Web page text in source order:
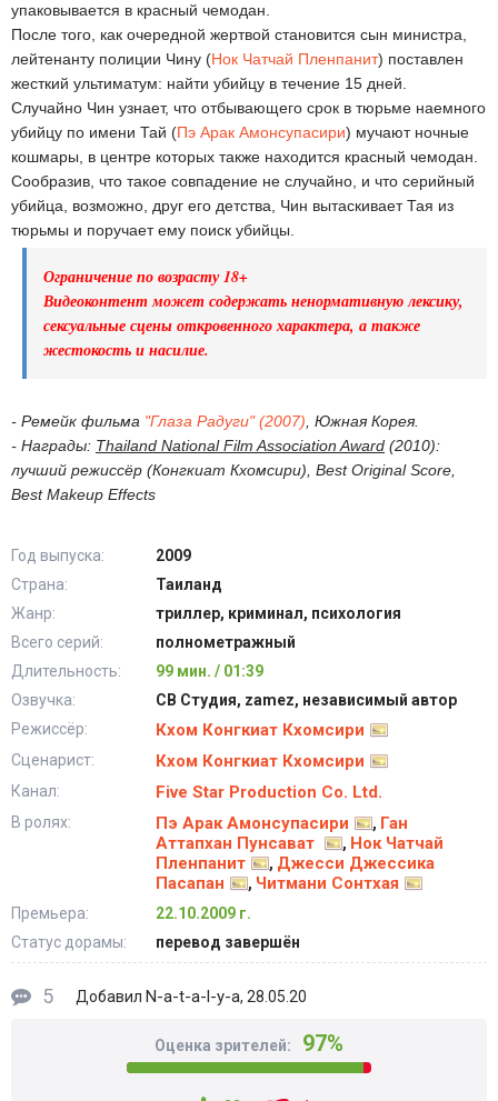
упаковывается в красный чемодан.
После того, как очередной жертвой становится сын министра,
лейтенанту полиции Чину (Нок Чатчай Пленпанит) поставлен
жесткий ультиматум: найти убийцу в течение 15 дней.
Случайно Чин узнает, что отбывающего срок в тюрьме наемного
убийцу по имени Тай (Пэ Арак Амонсупасири) мучают ночные
кошмары, в центре которых также находится красный чемодан.
Сообразив, что такое совпадение не случайно, и что серийный
убийца, возможно, друг его детства, Чин вытаскивает Тая из
тюрьмы и поручает ему поиск убийцы.
Ограничение по возрасту 18+
Видеоконтент может содержать ненормативную лексику,
сексуальные сцены откровенного характера, а также
жестокость и насилие.
- Ремейк фильма "Глаза Радуги" (2007) , Южная Корея.
- Награды: Thailand National Film Association Award (2010):
лучший режиссёр (Конгкиат Кхомсири), Best Original Score,
Best Makeup Effects
Год выпуска:
2009
Страна:
Таиланд
Жанр:
триллер, криминал, психология
Всего серий:
полнометражный
Длительность:
99 мин. / 01:39
Озвучка:
СВ Студия, zamez, независимый автор
Режиссёр:
Кхом Конгкиат Кхомсири
Сценарист: Кхом Конгкиат Кхомсири
Канал: Five Star Production Co. Ltd.
В ролях: Пэ Арак Амонсупасири , Ган
Аттапхан Пунсават
, Нок Чатчай
Пленпанит
, Джесси Джессика
Пасапан
, Читмани Сонтхая
Премьера:
22.10.2009 г.
Статус дорамы:
перевод завершён
5 Добавил N-a-t-a-l-y-a, 28.05.20
Оценка зрителей: 97%